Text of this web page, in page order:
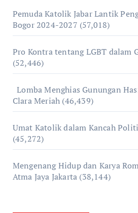
Pemuda Katolik Jabar Lantik
Bogor 2024-2027 (57,018)
Pro Kontra tentang LGBT dalam
(52,446)
Lomba Menghias Gunungan
Clara Meriah (46,439)
Umat Katolik dalam Kancah
(45,272)
Mengenang Hidup dan Karya
Atma Jaya Jakarta (38,144)